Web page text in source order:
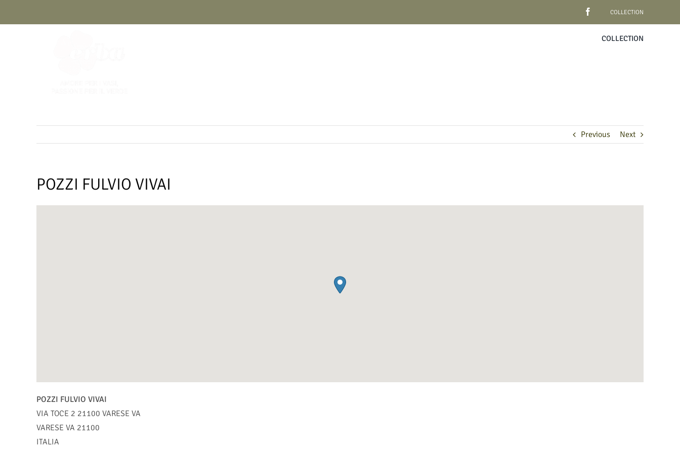
COLLECTION
COLLECTION
Previous Next
POZZI FULVIO VIVAI
POZZI FULVIO VIVAI
VIA TOCE 2 21100 VARESE VA
VARESE VA 21100
ITALIA